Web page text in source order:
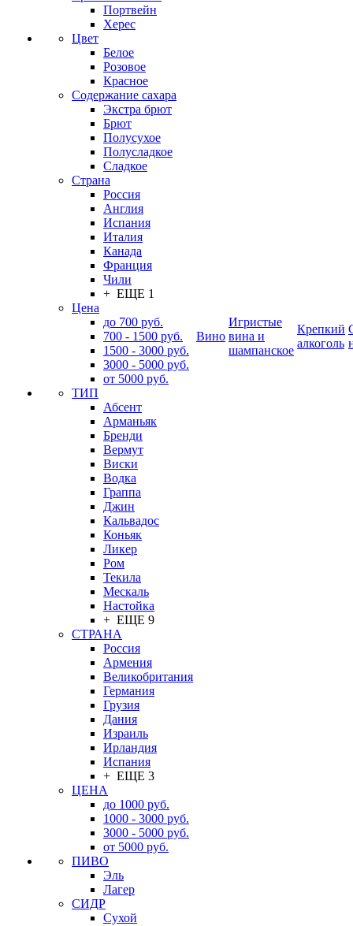
Портвейн
Херес
Цвет
Белое
Розовое
Красное
Содержание сахара
Экстра брют
Брют
Полусухое
Полусладкое
Сладкое
Страна
Россия
Англия
Испания
Италия
Канада
Франция
Чили
+ ЕЩЕ 1
Цена
до 700 руб.
700 - 1500 руб.
1500 - 3000 руб.
3000 - 5000 руб.
от 5000 руб.
ТИП
Абсент
Арманьяк
Бренди
Вермут
Виски
Водка
Граппа
Джин
Кальвадос
Коньяк
Ликер
Ром
Текила
Мескаль
Настойка
+ ЕЩЕ 9
СТРАНА
Россия
Армения
Великобритания
Германия
Грузия
Дания
Израиль
Ирландия
Испания
+ ЕЩЕ 3
ЦЕНА
до 1000 руб.
1000 - 3000 руб.
3000 - 5000 руб.
от 5000 руб.
ПИВО
Эль
Лагер
СИДР
Сухой
Вино
Игристые
вина и
шампанское
Крепкий
алкоголь